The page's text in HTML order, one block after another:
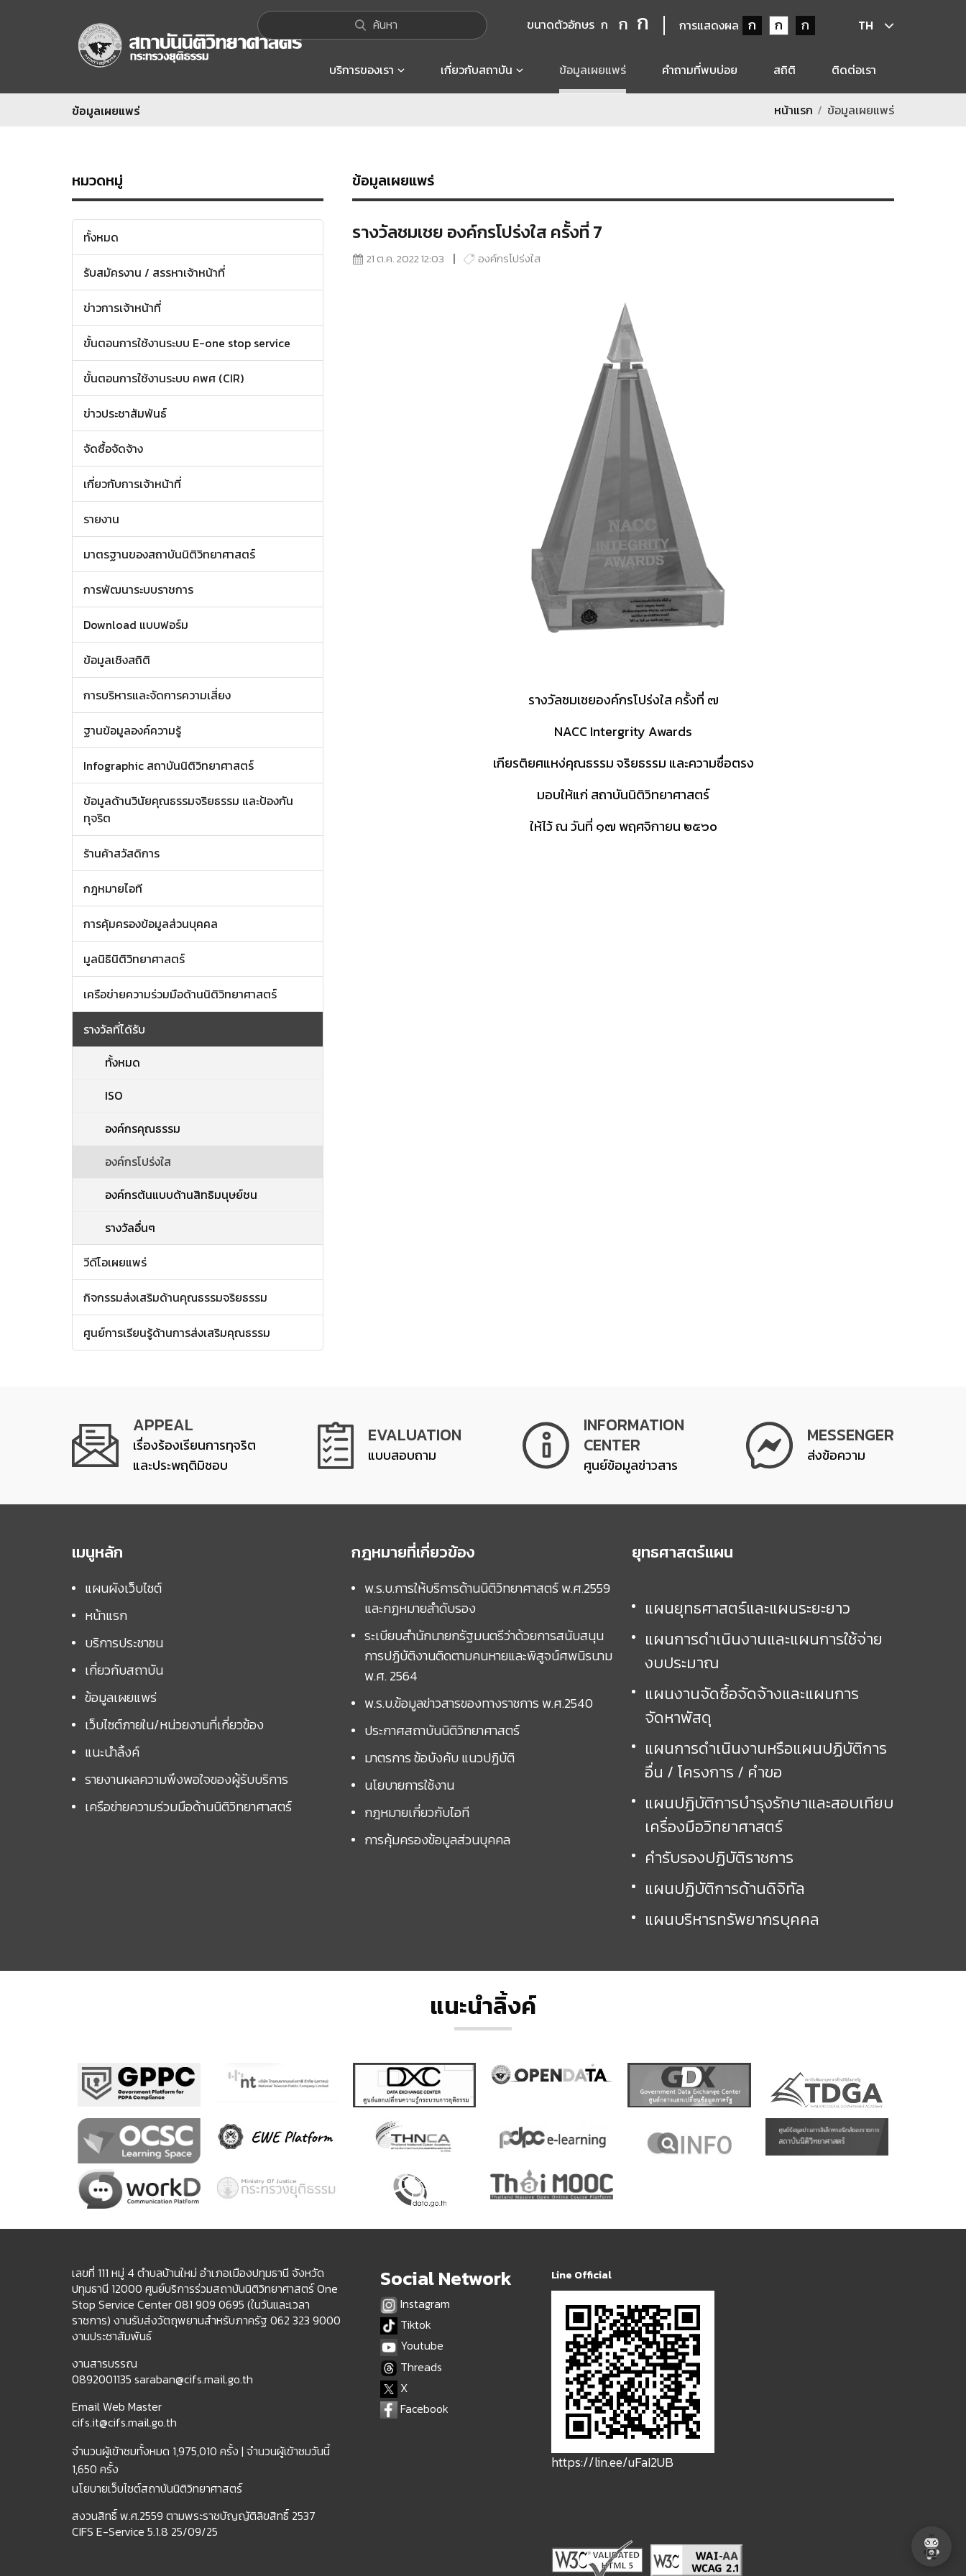
ค้นหา ขนาดตัวอักษร ก ก ก การแสดงผล ก ก ก TH
บริการของเรา เกี่ยวกับสถาบัน ข้อมูลเผยแพร่ คำถามที่พบบ่อย สถิติ ติดต่อเรา
ข้อมูลเผยแพร่ หน้าแรก ข้อมูลเผยแพร่
หมวดหมู่
ทั้งหมด
รับสมัครงาน / สรรหาเจ้าหน้าที่
ข่าวการเจ้าหน้าที่
ขั้นตอนการใช้งานระบบ E-one stop service
ขั้นตอนการใช้งานระบบ คพศ (CIR)
ข่าวประชาสัมพันธ์
จัดซื้อจัดจ้าง
เกี่ยวกับการเจ้าหน้าที่
รายงาน
มาตรฐานของสถาบันนิติวิทยาศาสตร์
การพัฒนาระบบราชการ
Download แบบฟอร์ม
ข้อมูลเชิงสถิติ
การบริหารและจัดการความเสี่ยง
ฐานข้อมูลองค์ความรู้
Infographic สถาบันนิติวิทยาศาสตร์
ข้อมูลด้านวินัยคุณธรรมจริยธรรม และป้องกัน
ทุจริต
ร้านค้าสวัสดิการ
กฎหมายไอที
การคุ้มครองข้อมูลส่วนบุคคล
มูลนิธินิติวิทยาศาสตร์
เครือข่ายความร่วมมือด้านนิติวิทยาศาสตร์
รางวัลที่ได้รับ
ทั้งหมด
ISO
องค์กรคุณธรรม
องค์กรโปร่งใส
องค์กรต้นแบบด้านสิทธิมนุษย์ชน
รางวัลอื่นๆ
วีดีโอเผยแพร่
กิจกรรมส่งเสริมด้านคุณธรรมจริยธรรม
ศูนย์การเรียนรู้ด้านการส่งเสริมคุณธรรม
ข้อมูลเผยแพร่
รางวัลชมเชย องค์กรโปร่งใส ครั้งที่ 7
21 ต.ค. 2022 12:03 องค์กรโปร่งใส
รางวัลชมเชยองค์กรโปร่งใส ครั้งที่ ๗
NACC Intergrity Awards
เกียรติยศแหง่คุณธรรม จริยธรรม และความซื่อตรง
มอบให้แก่ สถาบันนิติวิทยาศาสตร์
ให้ไว้ ณ วันที่ ๑๗ พฤศจิกายน ๒๕๖๐
APPEAL
เรื่องร้องเรียนการทุจริต
และประพฤติมิชอบ
EVALUATION
แบบสอบถาม
INFORMATION
CENTER
ศูนย์ข้อมูลข่าวสาร
MESSENGER
ส่งข้อความ
เมนูหลัก
แผนผังเว็บไซต์
หน้าแรก
บริการประชาชน
เกี่ยวกับสถาบัน
ข้อมูลเผยแพร่
เว็บไซต์ภายใน/หน่วยงานที่เกี่ยวข้อง
แนะนำลิ้งค์
รายงานผลความพึงพอใจของผู้รับบริการ
เครือข่ายความร่วมมือด้านนิติวิทยาศาสตร์
กฎหมายที่เกี่ยวข้อง
พ.ร.บ.การให้บริการด้านนิติวิทยาศาสตร์ พ.ศ.2559
และกฏหมายลำดับรอง
ระเบียบสำนักนายกรัฐมนตรีว่าด้วยการสนับสนุน
การปฏิบัติงานติดตามคนหายและพิสูจน์ศพนิรนาม
พ.ศ. 2564
พ.ร.บ.ข้อมูลข่าวสารของทางราชการ พ.ศ.2540
ประกาศสถาบันนิติวิทยาศาสตร์
มาตรการ ข้อบังคับ แนวปฏิบัติ
นโยบายการใช้งาน
กฎหมายเกี่ยวกับไอที
การคุ้มครองข้อมูลส่วนบุคคล
ยุทธศาสตร์แผน
แผนยุทธศาสตร์และแผนระยะยาว
แผนการดำเนินงานและแผนการใช้จ่าย
งบประมาณ
แผนงานจัดซื้อจัดจ้างและแผนการ
จัดหาพัสดุ
แผนการดำเนินงานหรือแผนปฏิบัติการ
อื่น / โครงการ / คำขอ
แผนปฏิบัติการบำรุงรักษาและสอบเทียบ
เครื่องมือวิทยาศาสตร์
คำรับรองปฏิบัติราชการ
แผนปฏิบัติการด้านดิจิทัล
แผนบริหารทรัพยากรบุคคล
แนะนำลิ้งค์
เลขที่ 111 หมู่ 4 ตำบลบ้านใหม่ อำเภอเมืองปทุมธานี จังหวัด
ปทุมธานี 12000 ศูนย์บริการร่วมสถาบันนิติวิทยาศาสตร์ One
Stop Service Center 081 909 0695 (ในวันและเวลา
ราชการ) งานรับส่งวัตถุพยานสำหรับภาครัฐ 062 323 9000
งานประชาสัมพันธ์
งานสารบรรณ
0892001135 saraban@cifs.mail.go.th
Email Web Master
cifs.it@cifs.mail.go.th
จำนวนผู้เข้าชมทั้งหมด 1,975,010 ครั้ง | จำนวนผู้เข้าชมวันนี้
1,650 ครั้ง
นโยบายเว็บไซต์สถาบันนิติวิทยาศาสตร์
สงวนสิทธิ์ พ.ศ.2559 ตามพระราชบัญญัติลิขสิทธิ์ 2537
CIFS E-Service 5.1.8 25/09/25
Social Network
Instagram
Tiktok
Youtube
Threads
X
Facebook
Line Official
https://lin.ee/uFaI2UB